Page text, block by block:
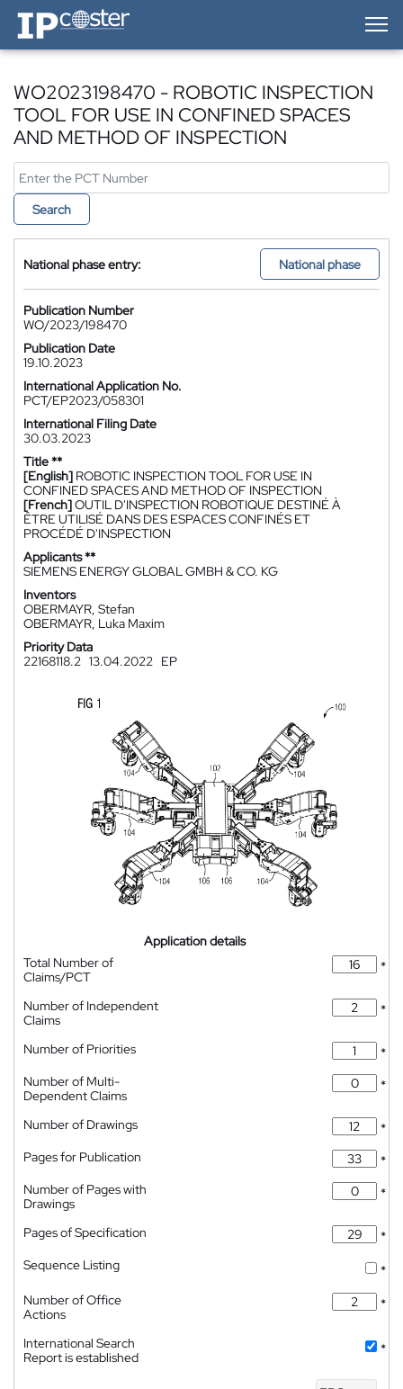
IP-Coster — Home
WO2023198470 - ROBOTIC INSPECTION
TOOL FOR USE IN CONFINED SPACES
AND METHOD OF INSPECTION
Search
National phase entry: National phase
Publication Number
WO/2023/198470
Publication Date
19.10.2023
International Application No.
PCT/EP2023/058301
International Filing Date
30.03.2023
Title **
[English] ROBOTIC INSPECTION TOOL FOR USE IN
CONFINED SPACES AND METHOD OF INSPECTION
[French]OUTIL D'INSPECTION ROBOTIQUE DESTINÉ À
ÊTRE UTILISÉ DANS DES ESPACES CONFINÉS ET
PROCÉDÉ D'INSPECTION
Applicants **
SIEMENS ENERGY GLOBAL GMBH & CO. KG
Inventors
OBERMAYR, Stefan
OBERMAYR, Luka Maxim
Priority Data
22168118.2 13.04.2022 EP
Application details
Total Number of
Claims/PCT
*
Number of Independent
Claims
*
Number of Priorities
*
Number of Multi-
Dependent Claims
*
Number of Drawings
*
Pages for Publication
*
Number of Pages with
Drawings
*
Pages of Specification
*
Sequence Listing
*
Number of Office
Actions
*
International Search
Report is established
*